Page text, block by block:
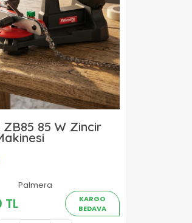
85 W Zincir
Palmera
TL
KARGO
BEDAVA
Sepete Ekle